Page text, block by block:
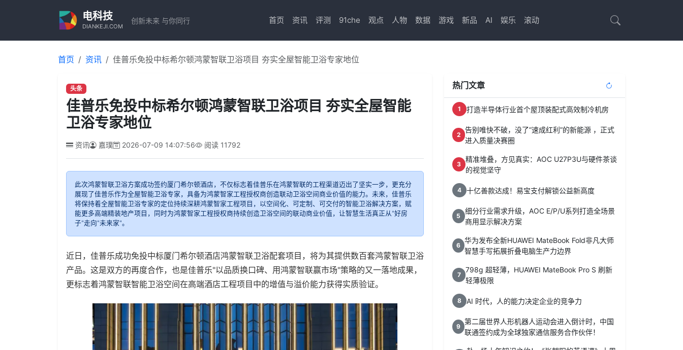
电科技
DIANKEJI.COM
创新未来 与你同行 首页 资讯 评测 91che 观点 人物 数据 游戏 新品 AI 娱乐 滚动
首页 资讯 佳普乐免投中标希尔顿鸿蒙智联卫浴项目 夯实全屋智能卫浴专家地位
头条
佳普乐免投中标希尔顿鸿蒙智联卫浴项目 夯实全屋智能
卫浴专家地位
资讯 嘉璞 2026-07-09 14:07:56 阅读 11792
此次鸿蒙智联卫浴方案成功签约厦门希尔顿酒店，不仅标志着佳普乐在鸿蒙智联的工程渠道迈出了坚实一步，更充分
展现了佳普乐作为全屋智能卫浴专家，具备为鸿蒙智家工程授权商创造联动卫浴空间商业价值的能力。未来，佳普乐
将保持着全屋智能卫浴专家的定位持续深耕鸿蒙智家工程项目，以空间化、可定制、可交付的智能卫浴解决方案，赋
能更多高端精装地产项目，同时为鸿蒙智家工程授权商持续创造卫浴空间的联动商业价值，让智慧生活真正从"好房
子"走向"未来家"。
近日，佳普乐成功免投中标厦门希尔顿酒店鸿蒙智联卫浴配套项目，将为其提供数百套鸿蒙智联卫浴
产品。这是双方的再度合作，也是佳普乐"以品质换口碑、用鸿蒙智联赢市场"策略的又一落地成果，
更标志着鸿蒙智联智能卫浴空间在高端酒店工程项目中的增值与溢价能力获得实质验证。
热门文章
1 打造半导体行业首个屋顶装配式高效制冷机房
2
告别唯快不破，没了“速成红利”的新能源 ，正式
进入质量决赛圈
3
精准堆叠，方见真实：AOC U27P3U与硬件茶谈
的视觉坚守
4 十亿善款达成！易宝支付解锁公益新高度
5
细分行业需求升级，AOC E/P/U系列打造全场景
商用显示解决方案
6
华为发布全新HUAWEI MateBook Fold非凡大师
智慧手写拓展折叠电脑生产力边界
7
798g 超轻薄，HUAWEI MateBook Pro S 刷新
轻薄极限
8 AI 时代，人的能力决定企业的竞争力
9
第二届世界人形机器人运动会进入倒计时，中国
联通签约成为全球独家通信服务合作伙伴！